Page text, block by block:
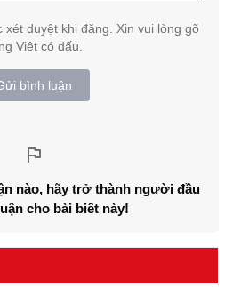
duyệt khi đăng. Xin vui lòng gõ
Việt có dấu.
bình luận
nào, hãy trở thành người đầu
cho bài biết này!